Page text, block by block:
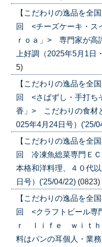
【こだわりの逸品を全
回 <チーズケーキ・ス
ｒｏａ」> 専門家が高
上好調（2025年5月1日
5)
【こだわりの逸品を全
回 <さばずし・手打ち
香」> こだわりの食材
025年4月24日号）('25/
【こだわりの逸品を全
回 冷凍魚総菜専門Ｅ
本格和洋料理、４０代
日号）('25/04/22) (0823)
【こだわりの逸品を全
回 <クラフトビール専
ｒ ｌｉｆｅ ｗｉｔ
料はパンの耳個人・業